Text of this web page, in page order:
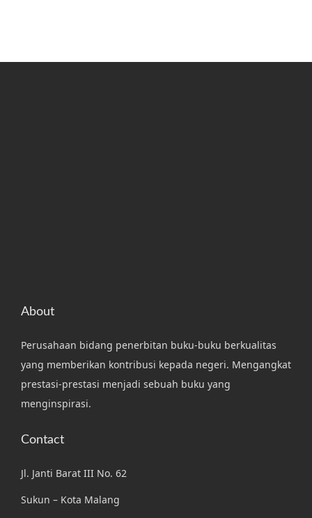
About
Perusahaan bidang penerbitan buku-buku berkualitas
yang memberikan kontribusi kepada negeri. Mengangkat
prestasi-prestasi menjadi sebuah buku yang
menginspirasi.
Contact
Jl. Janti Barat III No. 62
Sukun – Kota Malang